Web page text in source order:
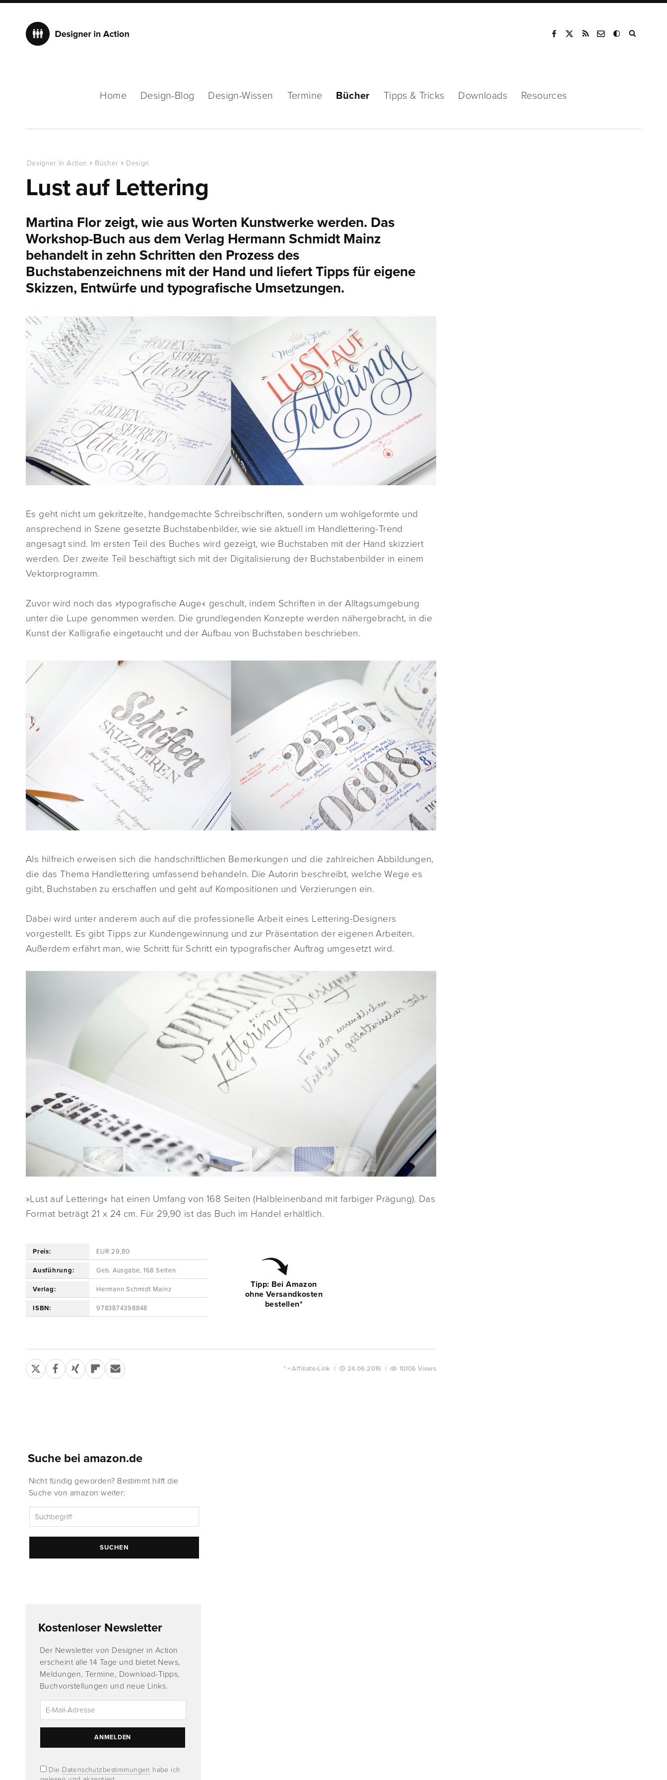
Home Design-Blog Design-Wissen Termine Bücher Tipps & Tricks Downloads Resources
Designer in Action Bücher Design
Lust auf Lettering
Martina Flor zeigt, wie aus Worten Kunstwerke werden. Das
Workshop-Buch aus dem Verlag Hermann Schmidt Mainz
behandelt in zehn Schritten den Prozess des
Buchstabenzeichnens mit der Hand und liefert Tipps für eigene
Skizzen, Entwürfe und typografische Umsetzungen.
Es geht nicht um gekritzelte, handgemachte Schreibschriften, sondern um wohlgeformte und
ansprechend in Szene gesetzte Buchstabenbilder, wie sie aktuell im Handlettering-Trend
angesagt sind. Im ersten Teil des Buches wird gezeigt, wie Buchstaben mit der Hand skizziert
werden. Der zweite Teil beschäftigt sich mit der Digitalisierung der Buchstabenbilder in einem
Vektorprogramm.
Zuvor wird noch das »typografische Auge« geschult, indem Schriften in der Alltagsumgebung
unter die Lupe genommen werden. Die grundlegenden Konzepte werden nähergebracht, in die
Kunst der Kalligrafie eingetaucht und der Aufbau von Buchstaben beschrieben.
Als hilfreich erweisen sich die handschriftlichen Bemerkungen und die zahlreichen Abbildungen,
die das Thema Handlettering umfassend behandeln. Die Autorin beschreibt, welche Wege es
gibt, Buchstaben zu erschaffen und geht auf Kompositionen und Verzierungen ein.
Dabei wird unter anderem auch auf die professionelle Arbeit eines Lettering-Designers
vorgestellt. Es gibt Tipps zur Kundengewinnung und zur Präsentation der eigenen Arbeiten.
Außerdem erfährt man, wie Schritt für Schritt ein typografischer Auftrag umgesetzt wird.
»Lust auf Lettering« hat einen Umfang von 168 Seiten (Halbleinenband mit farbiger Prägung). Das
Format beträgt 21 x 24 cm. Für 29,90 ist das Buch im Handel erhältlich.
Preis: EUR 29,80
Ausführung: Geb. Ausgabe, 168 Seiten
Verlag: Hermann Schmidt Mainz
ISBN: 9783874398848
Tipp: Bei Amazon
ohne Versandkosten
bestellen*
* =Affiliate-Link | 24.06.2016 | 10106 Views
Suche bei amazon.de
Nicht fündig geworden? Bestimmt hilft die
Suche von amazon weiter:
SUCHEN
Kostenloser Newsletter
Der Newsletter von Designer in Action
erscheint alle 14 Tage und bietet News,
Meldungen, Termine, Download-Tipps,
Buchvorstellungen und neue Links.
Die Datenschutzbestimmungen habe ich